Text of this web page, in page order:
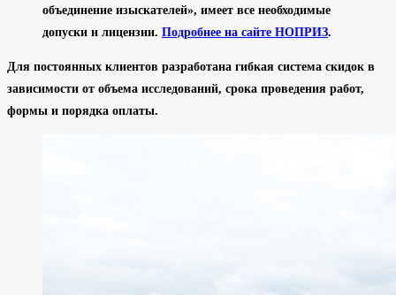
объединение изыскателей», имеет все необходимые
допуски и лицензии. Подробнее на сайте НОПРИЗ.
Для постоянных клиентов разработана гибкая система скидок в
зависимости от объема исследований, срока проведения работ,
формы и порядка оплаты.